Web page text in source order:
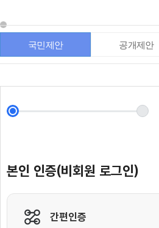
국민제안 공개제안